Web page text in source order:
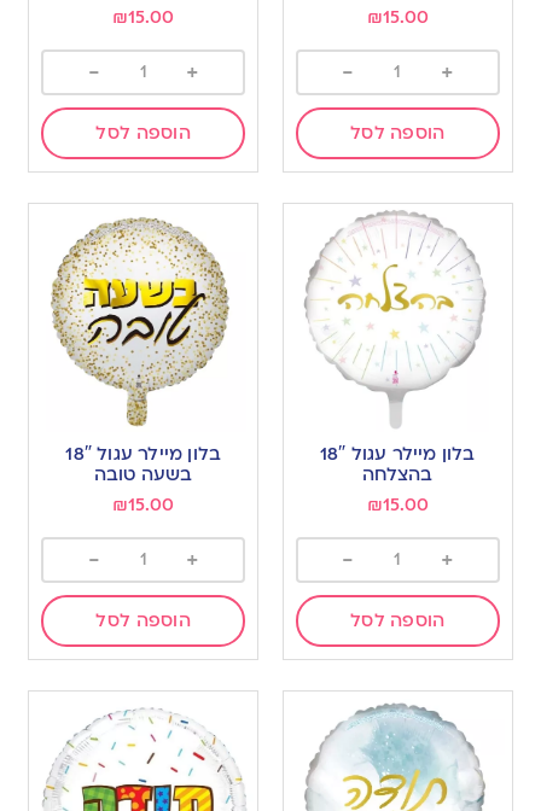
₪15.00
+
-
הוספה לסל
₪15.00
+
-
הוספה לסל
בלון מיילר עגול 18″
בהצלחה
₪15.00
+
-
הוספה לסל
בלון מיילר עגול 18″
בשעה טובה
₪15.00
+
-
הוספה לסל